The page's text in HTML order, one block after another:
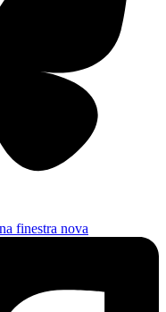
finestra nova